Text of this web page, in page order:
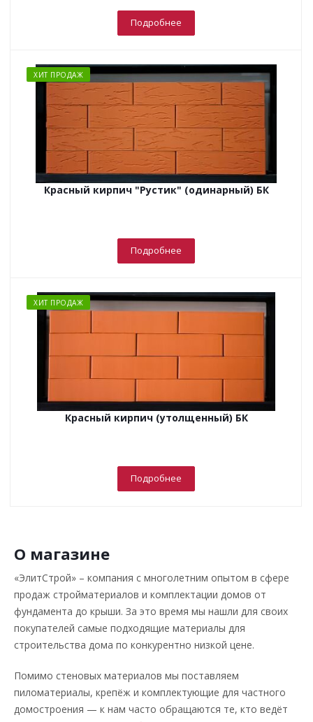
Подробнее
ХИТ ПРОДАЖ
Красный кирпич "Рустик" (одинарный) БК
Подробнее
ХИТ ПРОДАЖ
Красный кирпич (утолщенный) БК
Подробнее
О магазине
«ЭлитСтрой» – компания с многолетним опытом в сфере
продаж стройматериалов и комплектации домов от
фундамента до крыши. За это время мы нашли для своих
покупателей самые подходящие материалы для
строительства дома по конкурентно низкой цене.
Помимо стеновых материалов мы поставляем
пиломатериалы, крепёж и комплектующие для частного
домостроения — к нам часто обращаются те, кто ведёт